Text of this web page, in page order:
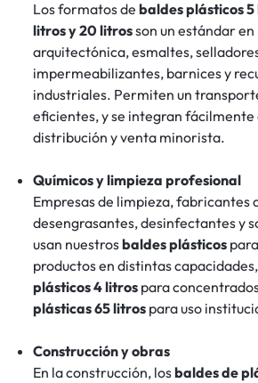
Los formatos de baldes plásticos 5
litros y 20 litrosson un estándar
arquitectónica, esmaltes,
impermeabilizantes, barnices y
industriales. Permiten un
eficientes, y se integran fácilmente
distribución y venta minorista.
Químicos y limpieza profesional
Empresas de limpieza, fabricantes
desengrasantes, desinfectantes y
usan nuestrosbaldes plásticos
productos en distintas
plásticos 4 litrospara
plásticas 65 litrospara uso
Construcción y obras
En la construcción, losbaldes de